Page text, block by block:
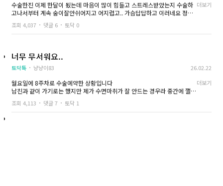
수술한진 이제 한달이 됬는데 마음이 많이 힘들고 스트레스받았는지 수술하
고나서부터 계속 숨이잘안쉬어지고 어지럽고.. 가슴답답하고 이러네요 정신
과를 가보는게 나을지.. 간다고해도 말은 못할텐데 현실이 너무 속상하고 그
러네요 잘 이겨낸다고 이겨내고있는데,, 다들 수술하고 잘 살아가시나요 걱정
을 내려놔야하는데 잘 안돼네요ㅜ
더보기
조회 4,037 댓글 6 토닥 0
너무 무서워요..
토닥톡 냥냥이83 26.02.22
월요일에 8주차로 수술예약한 상황입니다
남친과 같이 가기로는 했지만 제가 수면마취가 잘 안드는 경우라 중간에 깰까
봐 많이 걱정되요.. 수술후 아플것도 무섭구요..
다 감내해야 하는 부분이겠지만 매일밤 울면서 잡니다..
무서워요..
더보기
조회 4,113 댓글 7 토닥 1